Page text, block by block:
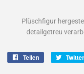
Plüschfigur
detailgetreu
Teilen